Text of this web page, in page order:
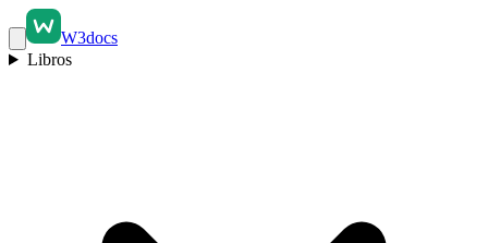
W3docs
Libros